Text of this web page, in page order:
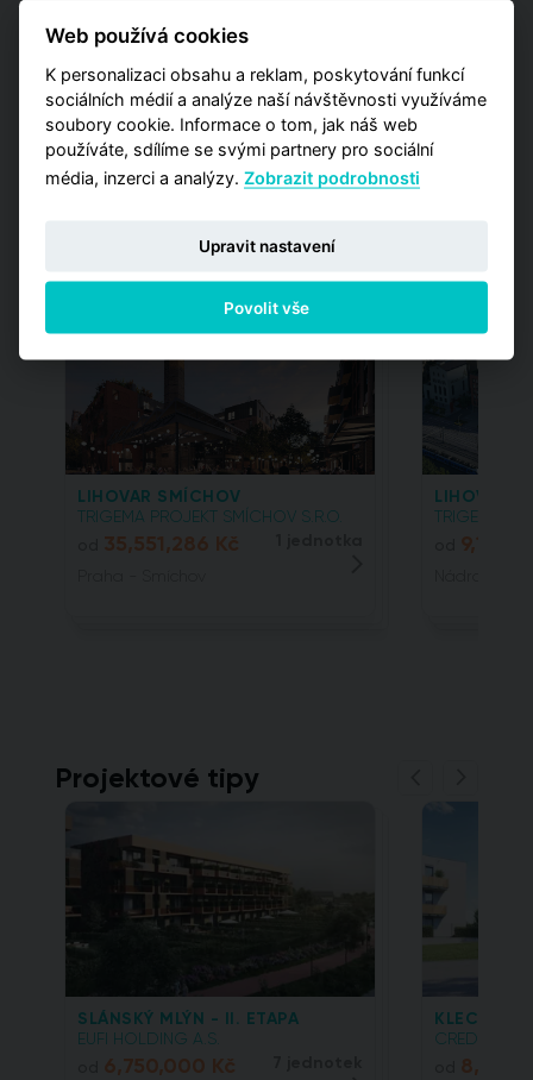
nemovitosti a developerů.
více čtěte na:csproptech.cz
LIHOVAR SMÍCHOV
TRIGEMA PROJEKT SMÍCHOV S.R.O.
35,551,286 Kč
LIHOVAR
TRIGEMA
Projektové tipy
SLÁNSKÝ MLÝN - II. ETAPA
EUFI HOLDING A.S.
6,750,000 Kč
CREDITAS
Web používá cookies
K personalizaci obsahu a reklam, poskytování funkcí
sociálních médií a analýze naší návštěvnosti využíváme
soubory cookie. Informace o tom, jak náš web
používáte, sdílíme se svými partnery pro sociální
média, inzerci a analýzy.Zobrazit podrobnosti
Upravit nastavení
Povolit vše